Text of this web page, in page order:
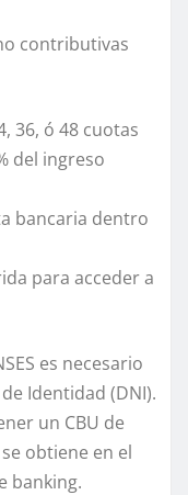
contributivas
36, ó 48 cuotas
del ingreso
bancaria dentro
para acceder a
es necesario
Identidad (DNI).
un CBU de
obtiene en el
banking.